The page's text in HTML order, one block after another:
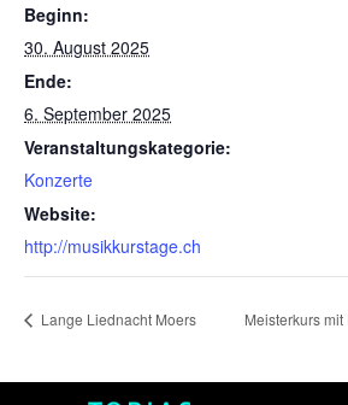
Beginn:
30. August 2025
Ende:
6. September 2025
Veranstaltungskategorie:
Konzerte
Website:
http://musikkurstage.ch
Lange Liednacht Moers Meisterkurs